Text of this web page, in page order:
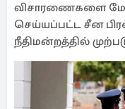
விசாரணைகளை
செய்யப்பட்ட சீன
நீதிமன்றத்தில்